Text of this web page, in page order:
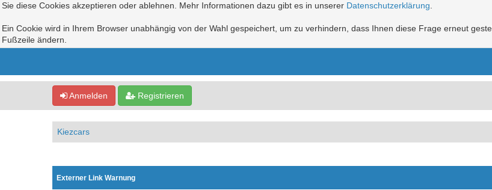
Sie diese Cookies akzeptieren oder ablehnen. Mehr Informationen dazu gibt es in unserer Datenschutzerklärung
Ein Cookie wird in Ihrem Browser unabhängig von der Wahl gespeichert, um zu verhindern, dass Ihnen diese Frage erneut
Fußzeile ändern.
Anmelden Registrieren
Kiezcars
Externer Link Warnung